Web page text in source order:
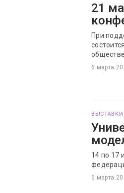
21
При
6 марта
14 по 17
6 марта